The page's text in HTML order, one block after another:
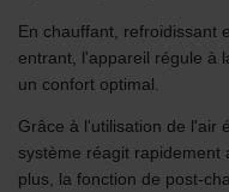
En chauffant, refroidissant
entrant, l'appareil régule à
un confort optimal.
Grâce à l'utilisation de l'air
système réagit rapidement
plus, la fonction de post-